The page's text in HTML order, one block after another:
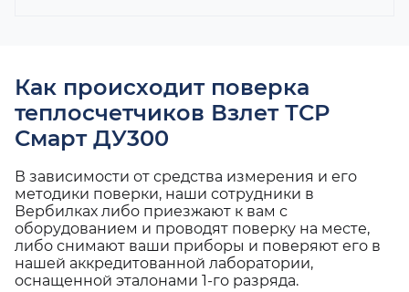
Как происходит поверка
теплосчетчиков Взлет ТСР
Смарт ДУ300
В зависимости от средства измерения и его
методики поверки, наши сотрудники в
Вербилках либо приезжают к вам с
оборудованием и проводят поверку на месте,
либо снимают ваши приборы и поверяют его в
нашей аккредитованной лаборатории,
оснащенной эталонами 1-го разряда.